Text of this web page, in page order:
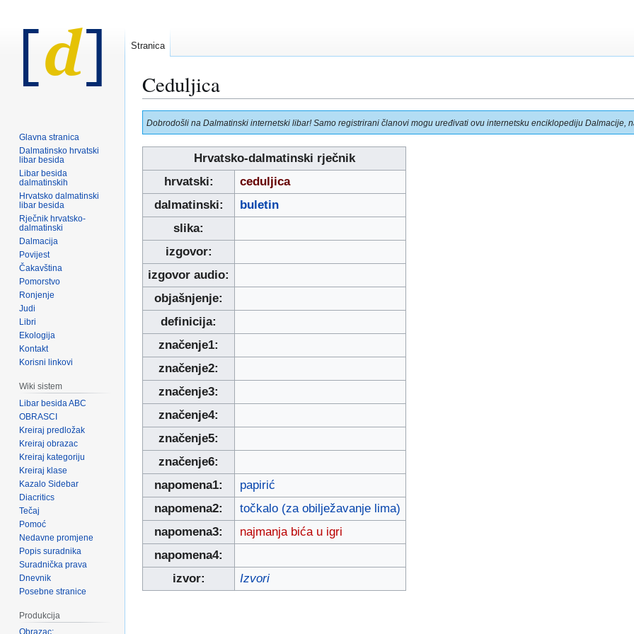
Ceduljica
Prijeđi
na
navigaciju
Prijeđi
na
pretraživanje
Dobrodošli na Dalmatinski internetski libar! Samo registrirani članovi mogu uređivati ovu internetsku enciklopediju Dalmacije,
Hrvatsko-dalmatinski rječnik
hrvatski:
ceduljica
dalmatinski:
buletin
slika:
izgovor:
izgovor audio:
objašnjenje:
definicija:
značenje1:
značenje2:
značenje3:
značenje4:
značenje5:
značenje6:
napomena1:
papirić
napomena2:
točkalo (za obilježavanje lima)
napomena3:
najmanja bića u igri
napomena4:
izvor:
Izvori
Stranica
Glavna stranica
Dalmatinsko hrvatski
libar besida
Libar besida
dalmatinskih
Hrvatsko dalmatinski
libar besida
Rječnik hrvatsko-
dalmatinski
Dalmacija
Povijest
Čakavština
Pomorstvo
Ronjenje
Judi
Libri
Ekologija
Kontakt
Korisni linkovi
Wiki sistem
Libar besida ABC
OBRASCI
Kreiraj predložak
Kreiraj obrazac
Kreiraj kategoriju
Kreiraj klase
Kazalo Sidebar
Diacritics
Tečaj
Pomoć
Nedavne promjene
Popis suradnika
Suradnička prava
Dnevnik
Posebne stranice
Produkcija